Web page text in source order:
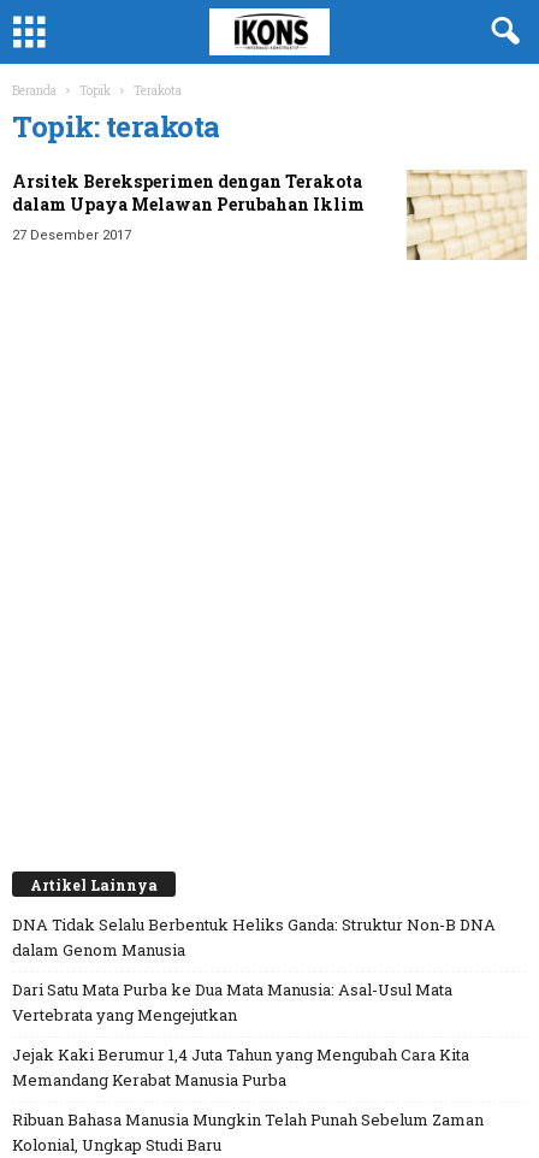
Beranda Topik Terakota
Topik: terakota
Arsitek Bereksperimen dengan Terakota
dalam Upaya Melawan Perubahan Iklim
27 Desember 2017
Artikel Lainnya
DNA Tidak Selalu Berbentuk Heliks Ganda: Struktur Non-B DNA
dalam Genom Manusia
Dari Satu Mata Purba ke Dua Mata Manusia: Asal-Usul Mata
Vertebrata yang Mengejutkan
Jejak Kaki Berumur 1,4 Juta Tahun yang Mengubah Cara Kita
Memandang Kerabat Manusia Purba
Ribuan Bahasa Manusia Mungkin Telah Punah Sebelum Zaman
Kolonial, Ungkap Studi Baru